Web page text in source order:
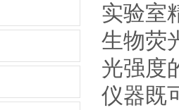
实验室
生物荧
光强度
仪器既